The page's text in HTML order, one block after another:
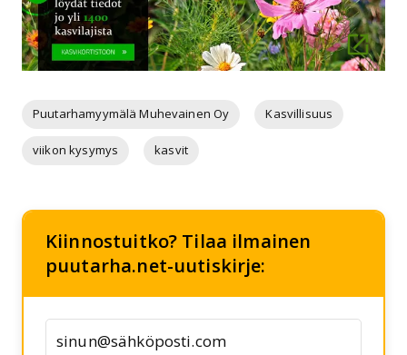
Puutarhamyymälä Muhevainen Oy Kasvillisuus
viikon kysymys kasvit
Kiinnostuitko? Tilaa ilmainen
puutarha.net-uutiskirje: